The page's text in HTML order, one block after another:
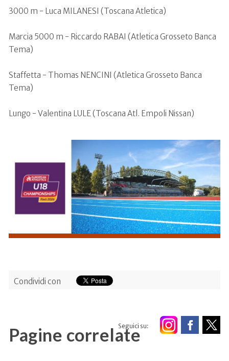
3000 m - Luca MILANESI (Toscana Atletica)
Marcia 5000 m - Riccardo RABAI (Atletica Grosseto Banca
Tema)
Staffetta - Thomas NENCINI (Atletica Grosseto Banca
Tema)
Lungo - Valentina LULE (Toscana Atl. Empoli Nissan)
Condividi con
Seguici su:
Pagine correlate